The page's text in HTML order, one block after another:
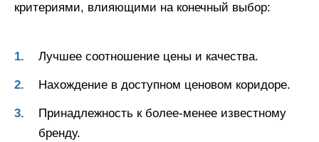
критериями, влияющими на конечный выбор:
Лучшее соотношение цены и качества.
Нахождение в доступном ценовом коридоре.
Принадлежность к более-менее известному
бренду.